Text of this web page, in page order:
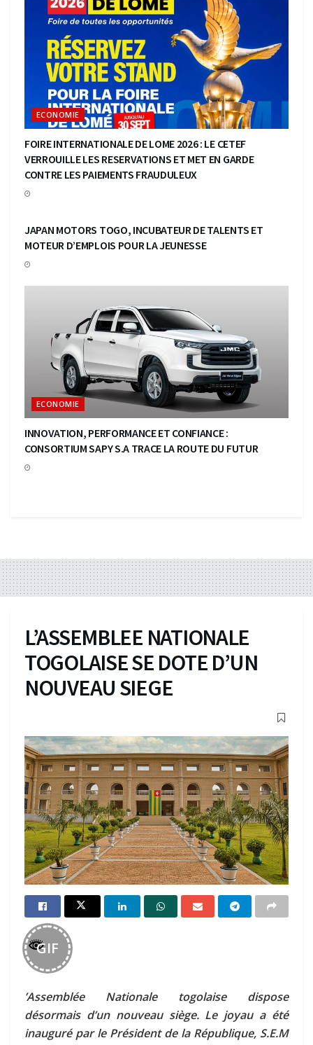
ECONOMIE
FOIRE INTERNATIONALE DE LOME 2026 : LE CETEF
VERROUILLE LES RESERVATIONS ET MET EN GARDE
CONTRE LES PAIEMENTS FRAUDULEUX
JAPAN MOTORS TOGO, INCUBATEUR DE TALENTS ET
MOTEUR D’EMPLOIS POUR LA JEUNESSE
ECONOMIE
INNOVATION, PERFORMANCE ET CONFIANCE :
CONSORTIUM SAPY S.A TRACE LA ROUTE DU FUTUR
L’ASSEMBLEE NATIONALE
TOGOLAISE SE DOTE D’UN
NOUVEAU SIEGE
GIF
’Assemblée Nationale togolaise dispose
désormais d’un nouveau siège. Le joyau a été
inauguré par le Président de la République, S.E.M